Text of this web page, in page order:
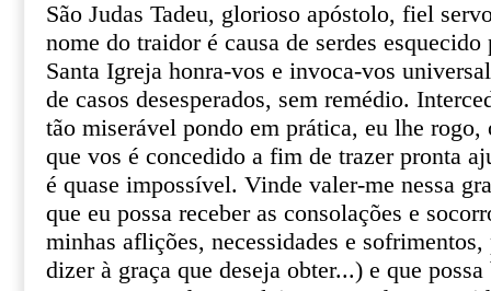
São Judas Tadeu, glorioso apóstolo, fiel
nome do traidor é causa de serdes
Santa Igreja honra-vos e invoca-vos
de casos desesperados, sem remédio.
tão miserável pondo em prática, eu lhe
que vos é concedido a fim de trazer pronta
é quase impossível. Vinde valer-me nessa
que eu possa receber as consolações e
minhas aflições, necessidades e
dizer à graça que deseja obter...) e que